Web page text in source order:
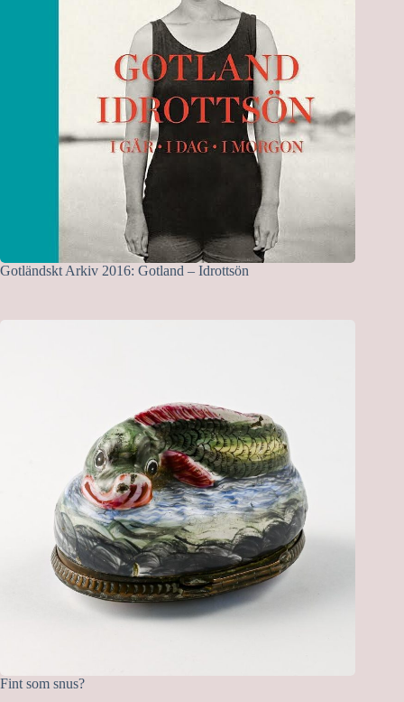
Gotländskt Arkiv 2016: Gotland – Idrottsön
Fint som snus?